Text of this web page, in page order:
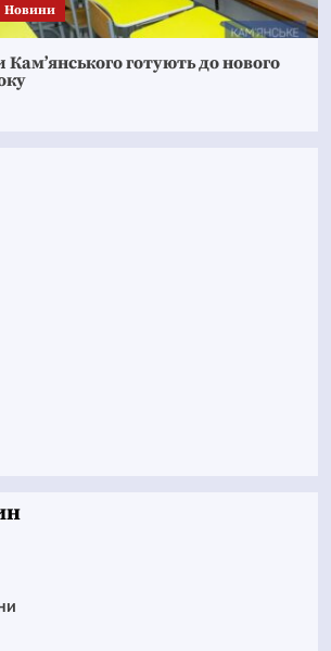
Новини
Кам’янського готують до нового